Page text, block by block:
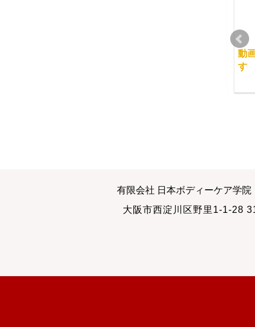
動
す
中国への留学の道 ２
有限会社 日本ボディーケア学院
大阪市西淀川区野里1-1-28